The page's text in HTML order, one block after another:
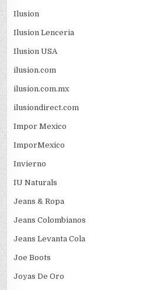
Ilusion
Ilusion Lenceria
Ilusion USA
ilusion.com
ilusion.com.mx
ilusiondirect.com
Impor Mexico
ImporMexico
Invierno
IU Naturals
Jeans & Ropa
Jeans Colombianos
Jeans Levanta Cola
Joe Boots
Joyas De Oro